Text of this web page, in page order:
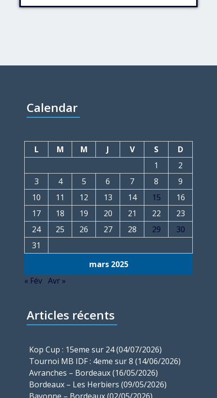
Calendar
mars 2025
L M M J V S
D
1
2
3
4 5 6 7 8
9
10
11 12 13 14 15
16
17
18 19 20 21 22
23
24
25 26 27 28 29
30
31
« Fév Avr »
Articles récents
Kop Cup : 15eme sur 24 (04/07/2026)
Tournoi MB IDF : 4eme sur 8 (14/06/2026)
Avranches – Bordeaux (16/05/2026)
Bordeaux – Les Herbiers (09/05/2026)